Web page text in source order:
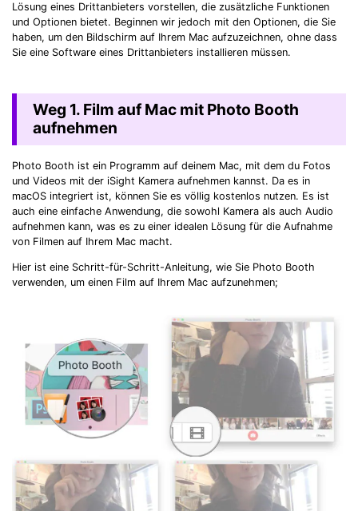
Lösung eines Drittanbieters vorstellen, die zusätzliche Funktionen
und Optionen bietet. Beginnen wir jedoch mit den Optionen, die Sie
haben, um den Bildschirm auf Ihrem Mac aufzuzeichnen, ohne dass
Sie eine Software eines Drittanbieters installieren müssen.
Weg 1. Film auf Mac mit Photo Booth
aufnehmen
Photo Booth ist ein Programm auf deinem Mac, mit dem du Fotos
und Videos mit der iSight Kamera aufnehmen kannst. Da es in
macOS integriert ist, können Sie es völlig kostenlos nutzen. Es ist
auch eine einfache Anwendung, die sowohl Kamera als auch Audio
aufnehmen kann, was es zu einer idealen Lösung für die Aufnahme
von Filmen auf Ihrem Mac macht.
Hier ist eine Schritt-für-Schritt-Anleitung, wie Sie Photo Booth
verwenden, um einen Film auf Ihrem Mac aufzunehmen;